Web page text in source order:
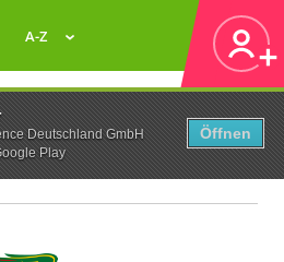
Deutschland GmbH
Play
Öffnen
A-Z